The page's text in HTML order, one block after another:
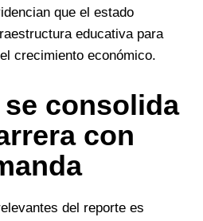
que el estado
educativa para
crecimiento económico.
consolida
con
del reporte es